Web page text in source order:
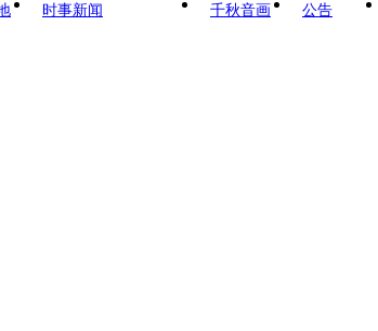
时事新闻
千秋音画
公告